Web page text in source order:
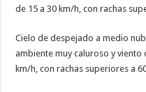
de 15 a 30 km/h, con rachas
Cielo de despejado a medio
ambiente muy caluroso y
km/h, con rachas superiores a